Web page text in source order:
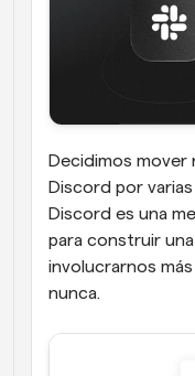
Decidimos mover
Discord por
Discord es una
para construir
involucrarnos
nunca.